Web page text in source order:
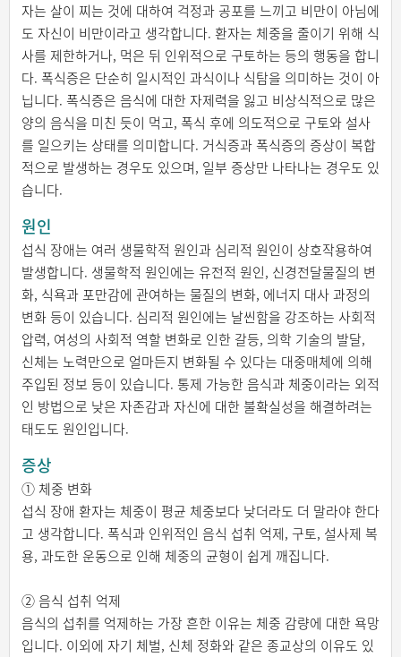
자는 살이 찌는 것에 대하여 걱정과 공포를 느끼고 비만이 아님에
도 자신이 비만이라고 생각합니다. 환자는 체중을 줄이기 위해 식
사를 제한하거나, 먹은 뒤 인위적으로 구토하는 등의 행동을 합니
다. 폭식증은 단순히 일시적인 과식이나 식탐을 의미하는 것이 아
닙니다. 폭식증은 음식에 대한 자제력을 잃고 비상식적으로 많은
양의 음식을 미친 듯이 먹고, 폭식 후에 의도적으로 구토와 설사
를 일으키는 상태를 의미합니다. 거식증과 폭식증의 증상이 복합
적으로 발생하는 경우도 있으며, 일부 증상만 나타나는 경우도 있
습니다.
원인
섭식 장애는 여러 생물학적 원인과 심리적 원인이 상호작용하여
발생합니다. 생물학적 원인에는 유전적 원인, 신경전달물질의 변
화, 식욕과 포만감에 관여하는 물질의 변화, 에너지 대사 과정의
변화 등이 있습니다. 심리적 원인에는 날씬함을 강조하는 사회적
압력, 여성의 사회적 역할 변화로 인한 갈등, 의학 기술의 발달,
신체는 노력만으로 얼마든지 변화될 수 있다는 대중매체에 의해
주입된 정보 등이 있습니다. 통제 가능한 음식과 체중이라는 외적
인 방법으로 낮은 자존감과 자신에 대한 불확실성을 해결하려는
태도도 원인입니다.
증상
① 체중 변화
섭식 장애 환자는 체중이 평균 체중보다 낮더라도 더 말라야 한다
고 생각합니다. 폭식과 인위적인 음식 섭취 억제, 구토, 설사제 복
용, 과도한 운동으로 인해 체중의 균형이 쉽게 깨집니다.
② 음식 섭취 억제
음식의 섭취를 억제하는 가장 흔한 이유는 체중 감량에 대한 욕망
입니다. 이외에 자기 체벌, 신체 정화와 같은 종교상의 이유도 있